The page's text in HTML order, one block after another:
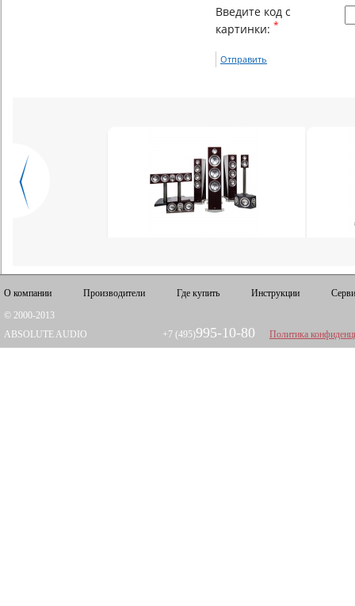
Введите код с
картинки: *
Отправить
О компании Производители Где купить Инструкции
© 2000-2013
ABSOLUTE AUDIO
+7 (495)995-10-80 Политика